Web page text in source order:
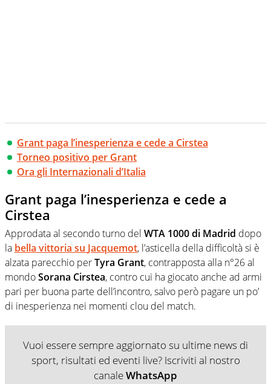
Grant paga l’inesperienza e cede a Cirstea
Torneo positivo per Grant
Ora gli Internazionali d’Italia
Grant paga l’inesperienza e cede a
Cirstea
Approdata al secondo turno del WTA 1000 di Madrid dopo
la bella vittoria su Jacquemot, l’asticella della difficoltà si è
alzata parecchio perTyra Grant, contrapposta alla n°26 al
mondoSorana Cirstea, contro cui ha giocato anche ad armi
pari per buona parte dell’incontro, salvo però pagare un po’
di inesperienza nei momenti clou del match.
Vuoi essere sempre aggiornato su ultime news di
sport, risultati ed eventi live? Iscriviti al nostro
canaleWhatsApp